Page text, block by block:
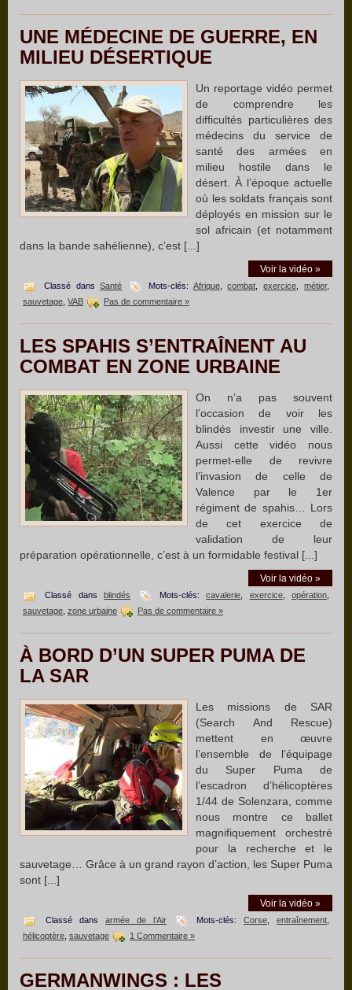
UNE MÉDECINE DE GUERRE, EN
MILIEU DÉSERTIQUE
Un reportage vidéo permet
de comprendre les
difficultés particulières des
médecins du service de
santé des armées en
milieu hostile dans le
désert. À l’époque actuelle
où les soldats français sont
déployés en mission sur le
sol africain (et notamment
dans la bande sahélienne), c’est [...]
Voir la vidéo »
Classé dansSanté Mots-clés: Afrique,combat ,exercice ,métier,
sauvetage VAB Pas de commentaire »
LES SPAHIS S’ENTRAÎNENT AU
COMBAT EN ZONE URBAINE
On n’a pas souvent
l’occasion de voir les
blindés investir une ville.
Aussi cette vidéo nous
permet-elle de revivre
l’invasion de celle de
Valence par le 1er
régiment de spahis… Lors
de cet exercice de
validation de leur
préparation opérationnelle, c’est à un formidable festival [...]
Voir la vidéo »
Classé dansblindés Mots-clés:cavalerie exercice, opération
sauvetage zone urbaine Pas de commentaire »
À BORD D’UN SUPER PUMA DE
LA SAR
Les missions de SAR
(Search And Rescue)
mettent en œuvre
l’ensemble de l’équipage
du Super Puma de
l’escadron d’hélicoptères
1/44 de Solenzara, comme
nous montre ce ballet
magnifiquement orchestré
pour la recherche et le
sauvetage… Grâce à un grand rayon d’action, les Super Puma
sont [...]
Voir la vidéo »
Classé dans armée de l’Air Mots-clés: Corse entraînement
hélicoptère sauvetage 1 Commentaire »
GERMANWINGS : LES